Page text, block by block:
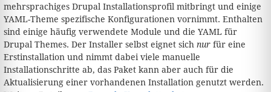
mehrsprachiges Drupal Installationsprofil mitbringt und einige
YAML-Theme spezifische Konfigurationen vornimmt. Enthalten
sind einige häufig verwendete Module und die YAML für
Drupal Themes. Der Installer selbst eignet sich nur für eine
Erstinstallation und nimmt dabei viele manuelle
Installationschritte ab, das Paket kann aber auch für die
Aktualisierung einer vorhandenen Installation genutzt werden.